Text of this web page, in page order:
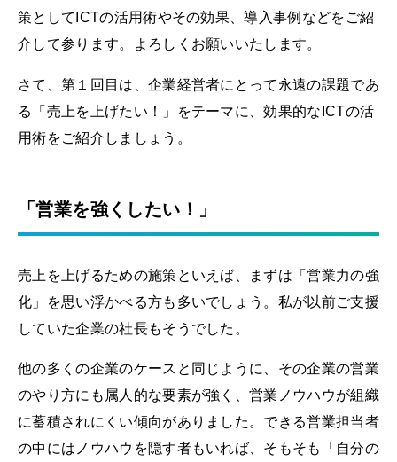
策としてICTの活用術やその効果、導入事例などをご紹
介して参ります。よろしくお願いいたします。
さて、第１回目は、企業経営者にとって永遠の課題であ
る「売上を上げたい！」をテーマに、効果的なICTの活
用術をご紹介しましょう。
「営業を強くしたい！」
売上を上げるための施策といえば、まずは「営業力の強
化」を思い浮かべる方も多いでしょう。私が以前ご支援
していた企業の社長もそうでした。
他の多くの企業のケースと同じように、その企業の営業
のやり方にも属人的な要素が強く、営業ノウハウが組織
に蓄積されにくい傾向がありました。できる営業担当者
の中にはノウハウを隠す者もいれば、そもそも「自分の